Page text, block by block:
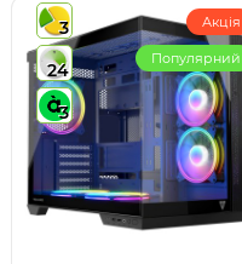
3
24
3
Акція
Популярний